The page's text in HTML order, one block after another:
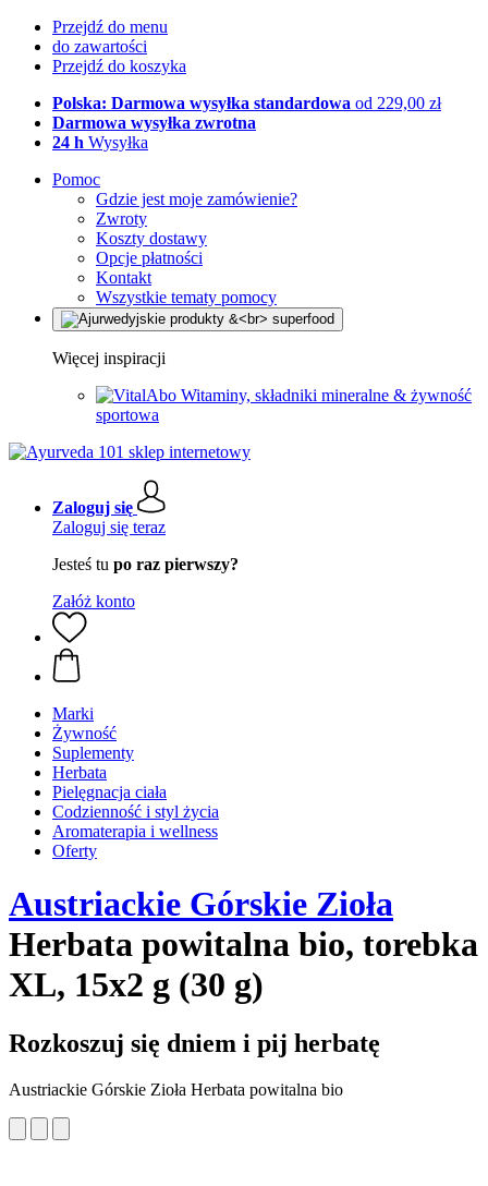
Przejdź do menu
do zawartości
Przejdź do koszyka
Polska: Darmowa wysyłka standardowa od 229,00 zł
Darmowa wysyłka zwrotna
24 h Wysyłka
Pomoc
Gdzie jest moje zamówienie?
Zwroty
Koszty dostawy
Opcje płatności
Kontakt
Wszystkie tematy pomocy
Więcej inspiracji
Witaminy, składniki mineralne & żywność
sportowa
Zaloguj się
Zaloguj się teraz
Jesteś tu po raz pierwszy?
Załóż konto
Marki
Żywność
Suplementy
Herbata
Pielęgnacja ciała
Codzienność i styl życia
Aromaterapia i wellness
Oferty
Austriackie Górskie Zioła
Herbata powitalna bio, torebka
XL, 15x2 g (30 g)
Rozkoszuj się dniem i pij herbatę
Austriackie Górskie Zioła Herbata powitalna bio